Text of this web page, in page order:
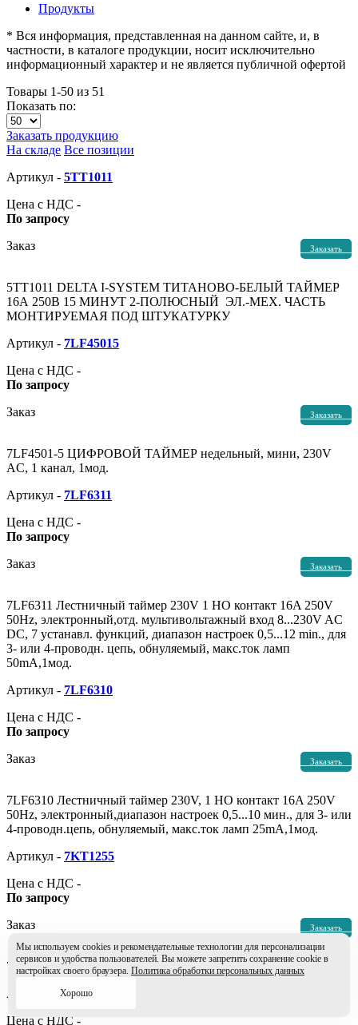
Продукты
* Вся информация, представленная на данном сайте, и, в
частности, в каталоге продукции, носит исключительно
информационный характер и не является публичной офертой
Товары 1-50 из 51
Показать по:
Заказать продукцию
На складе Все позиции
Артикул - 5TT1011
Цена с НДС -
По запросу
Заказать
Заказ
5TT1011 DELTA I-SYSTEM ТИТАНОВО-БЕЛЫЙ ТАЙМЕР
16А 250В 15 МИНУТ 2-ПОЛЮСНЫЙ ЭЛ.-МЕХ. ЧАСТЬ
МОНТИРУЕМАЯ ПОД ШТУКАТУРКУ
Артикул - 7LF45015
Цена с НДС -
По запросу
Заказать
Заказ
7LF4501-5 ЦИФРОВОЙ ТАЙМЕР недельный, мини, 230V
AC, 1 канал, 1мод.
Артикул - 7LF6311
Цена с НДС -
По запросу
Заказать
Заказ
7LF6311 Лестничный таймер 230V 1 НО контакт 16A 250V
50Hz, электронный,отд. мультивольтажный вход 8...230V AC
DC, 7 устанавл. функций, диапазон настроек 0,5...12 min., для
3- или 4-проводн. цепь, обнуляемый, макс.ток ламп
50mA,1мод.
Артикул - 7LF6310
Цена с НДС -
По запросу
Заказать
Заказ
7LF6310 Лестничный таймер 230V, 1 НО контакт 16A 250V
50Hz, электронный,диапазон настроек 0,5...10 мин., для 3- или
4-проводн.цепь, обнуляемый, макс.ток ламп 25mA,1мод.
Артикул - 7KT1255
Цена с НДС -
По запросу
Заказать
Заказ
7KT1255 Датчик 63 A, аксессуар для планки датчиков
Артикул -7LF53050
Цена с НДС -
Мы используем cookies и рекомендательные технологии для персонализации
сервисов и удобства пользователей. Вы можете запретить сохранение cookie в
настройках своего браузера. Политика обработки персональных данных
Хорошо